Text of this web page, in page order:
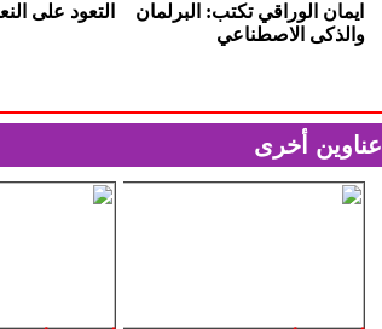
ايمان الوراقي تكتب: البرلمان
والذكى الاصطناعي
التعود على
عناوين أخرى